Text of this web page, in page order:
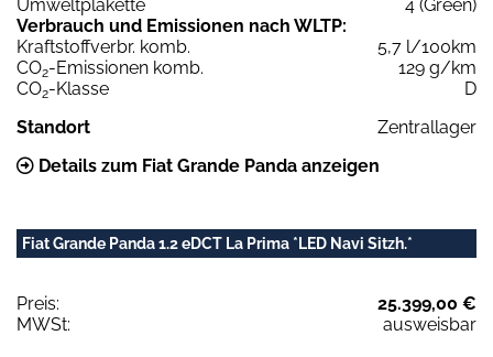
Umweltplakette
4 (Green)
Verbrauch und Emissionen nach WLTP:
Kraftstoffverbr. komb.
5,7 l/100km
CO2-Emissionen komb.
129 g/km
CO2-Klasse
D
Standort
Zentrallager
Details zum Fiat Grande Panda anzeigen
Fiat Grande Panda 1.2 eDCT La Prima *LED Navi Sitzh.*
Preis:
25.399,00 €
MWSt:
ausweisbar